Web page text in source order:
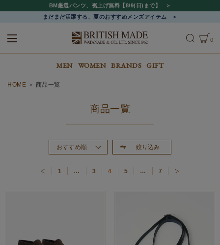
BM厳選パンツ、裾上げ無料【8/9(日)まで】
まだまだ活躍する、夏のおすすめメンズアイテム
0
MEN WOMEN BRANDS GIFT
HOME 商品一覧
商品一覧
絞り込み
おすすめ順
価格が高い順
1 … 3 4 5 … 7